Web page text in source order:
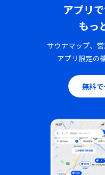
アプリ
もっ
サウナマップ、
アプリ限定の
無料